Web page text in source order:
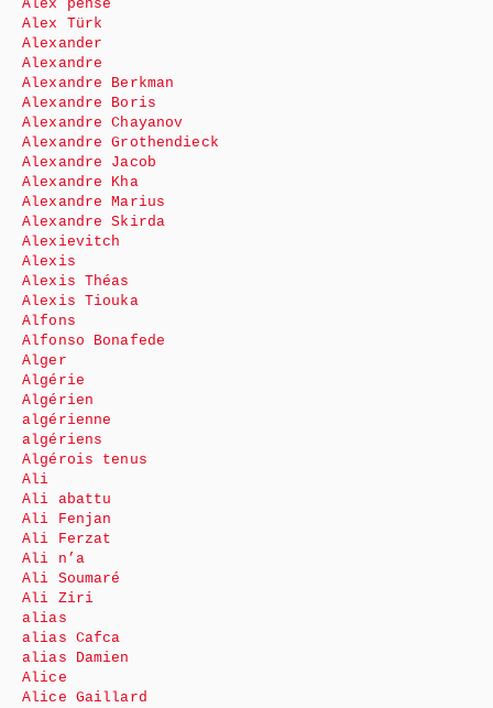
Alex pense
Alex Türk
Alexander
Alexandre
Alexandre Berkman
Alexandre Boris
Alexandre Chayanov
Alexandre Grothendieck
Alexandre Jacob
Alexandre Kha
Alexandre Marius
Alexandre Skirda
Alexievitch
Alexis
Alexis Théas
Alexis Tiouka
Alfons
Alfonso Bonafede
Alger
Algérie
Algérien
algérienne
algériens
Algérois tenus
Ali
Ali abattu
Ali Fenjan
Ali Ferzat
Ali n’a
Ali Soumaré
Ali Ziri
alias
alias Cafca
alias Damien
Alice
Alice Gaillard